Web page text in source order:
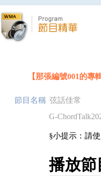
【那張編號001的專
節目名稱 弦話佳常
G-
§小提示：請
播放節